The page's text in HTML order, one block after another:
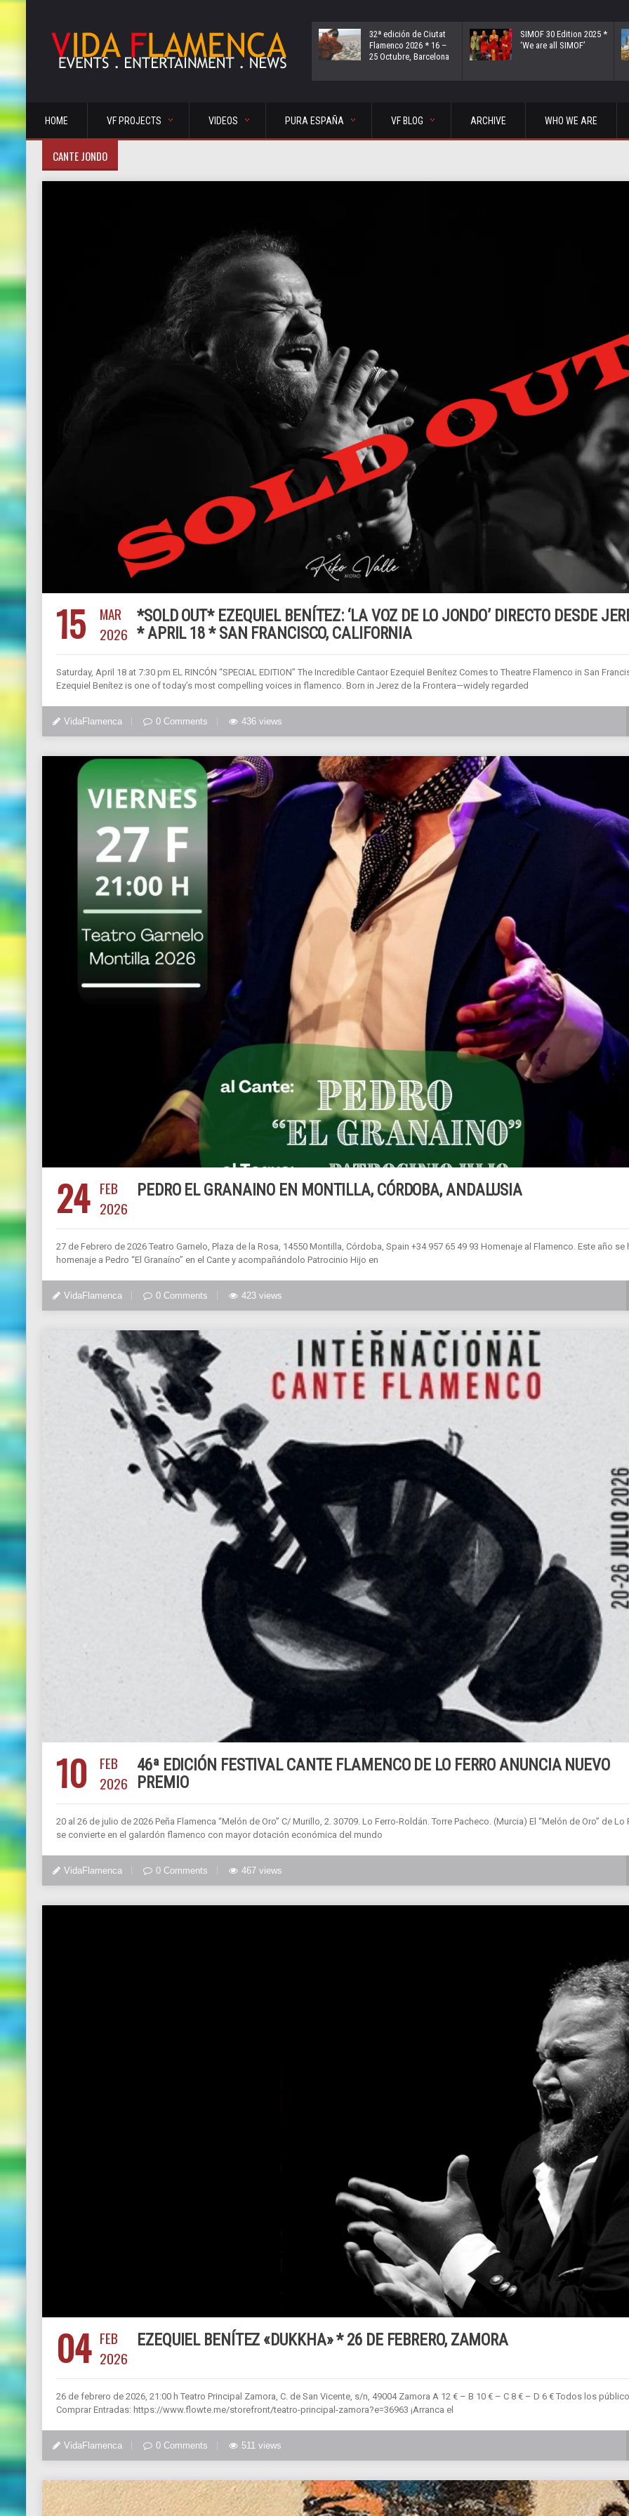
32ª edición de Ciutat
Flamenco 2026 * 16 –
25 Octubre, Barcelona
SIMOF 30 Edition 2025 *
‘We are all SIMOF’
HOME VF PROJECTS VIDEOS PURA ESPAÑA VF BLOG ARCHIVE WHO WE ARE
CANTE JONDO
15
MAR
2026
*SOLD OUT* EZEQUIEL BENÍTEZ: ‘LA VOZ DE LO JONDO’ DIRECTO DESDE
* APRIL 18 * SAN FRANCISCO, CALIFORNIA
Saturday, April 18 at 7:30 pm EL RINCÓN “SPECIAL EDITION” The Incredible Cantaor Ezequiel Benítez Comes to Theatre Flamenco in San
Ezequiel Benítez is one of today’s most compelling voices in flamenco. Born in Jerez de la Frontera—widely regarded
VidaFlamenca 0 Comments 436 views
24 FEB
2026
PEDRO EL GRANAINO EN MONTILLA, CÓRDOBA, ANDALUSIA
27 de Febrero de 2026 Teatro Garnelo, Plaza de la Rosa, 14550 Montilla, Córdoba, Spain +34 957 65 49 93 Homenaje al Flamenco. Este año se
homenaje a Pedro “El Granaíno” en el Cante y acompañándolo Patrocinio Hijo en
VidaFlamenca 0 Comments 423 views
10
FEB
2026
46ª EDICIÓN FESTIVAL CANTE FLAMENCO DE LO FERRO ANUNCIA NUEVO
PREMIO
20 al 26 de julio de 2026 Peña Flamenca “Melón de Oro” C/ Murillo, 2. 30709. Lo Ferro-Roldán. Torre Pacheco. (Murcia) El “Melón de Oro” de Lo
se convierte en el galardón flamenco con mayor dotación económica del mundo
VidaFlamenca 0 Comments 467 views
04 FEB
2026
EZEQUIEL BENÍTEZ «DUKKHA» * 26 DE FEBRERO, ZAMORA
26 de febrero de 2026, 21:00 h Teatro Principal Zamora, C. de San Vicente, s/n, 49004 Zamora A 12 € – B 10 € – C 8 € – D 6 € Todos los
Comprar Entradas: https://www.flowte.me/storefront/teatro-principal-zamora?e=36963 ¡Arranca el
VidaFlamenca 0 Comments 511 views